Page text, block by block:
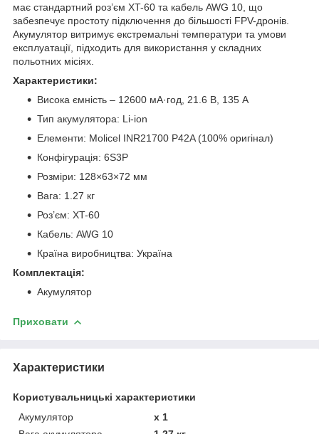
має стандартний роз’єм XT-60 та кабель AWG 10, що
забезпечує простоту підключення до більшості FPV-дронів.
Акумулятор витримує екстремальні температури та умови
експлуатації, підходить для використання у складних
польотних місіях.
Характеристики:
Висока ємність – 12600 мА·год, 21.6 В, 135 А
Тип акумулятора: Li-ion
Елементи: Molicel INR21700 P42A (100% оригінал)
Конфігурація: 6S3P
Розміри: 128×63×72 мм
Вага: 1.27 кг
Роз’єм: XT-60
Кабель: AWG 10
Країна виробництва: Україна
Комплектація:
Акумулятор
Приховати
Характеристики
Користувальницькі характеристики
Акумулятор
x 1